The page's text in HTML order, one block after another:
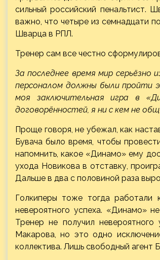
сильный российский пенальтист.
важно, что четыре из семнадцати
Шварца в РПЛ.
Тренер сам все честно
За последнее время мир
персоналом должны были пройти
моя заключительная игра в
договорённостей, я ни с кем не
Проще говоря, не убежал, как
Бувача было время, чтобы
напомнить, какое «Динамо» ему
ухода Новикова в отставку,
Дальше в два с половиной раза
Голкиперы тоже тогда
невероятного успеха. «Динамо»
Тренер не получил невероятного
Макарова, но это одно
коллектива. Лишь свободный агент